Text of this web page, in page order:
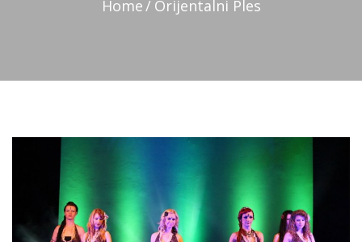
Home Orijentalni Ples